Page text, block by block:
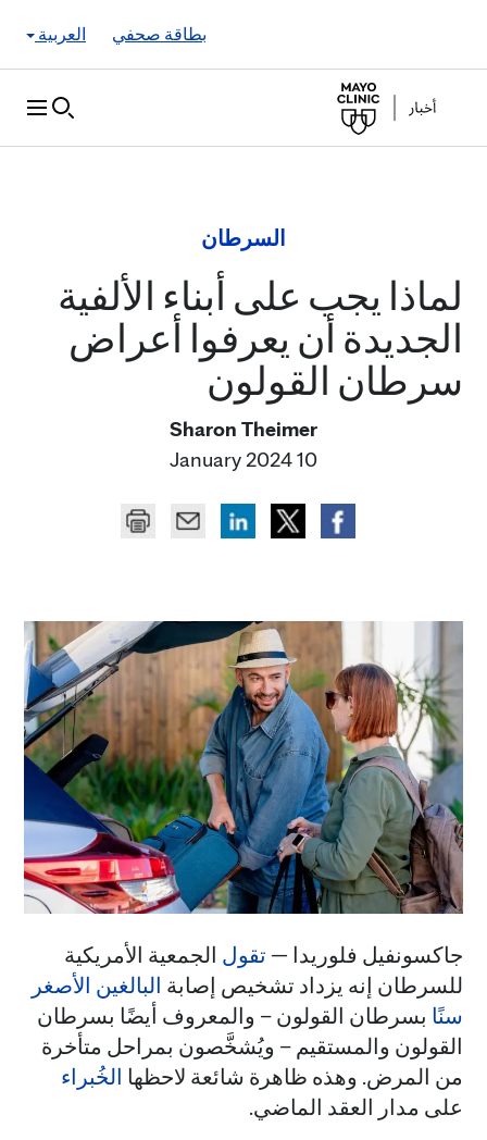
العربية
بطاقة صحفي
السرطان
لماذا يجب على أبناء الألفية
الجديدة أن يعرفوا أعراض
سرطان القولون
Sharon Theimer
10 January 2024
جاكسونفيل فلوريدا — تقول الجمعية الأمريكية
للسرطان إنه يزداد تشخيص إصابة البالغين الأصغر
سنًا بسرطان القولون – والمعروف أيضًا بسرطان
القولون والمستقيم – ويُشخَّصون بمراحل متأخرة
من المرض. وهذه ظاهرة شائعة لاحظها الخُبراء
على مدار العقد الماضي.